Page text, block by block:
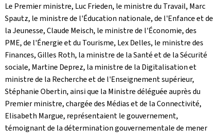
Le Premier ministre, Luc Frieden, le ministre du Travail, Marc
Spautz, le ministre de l'Éducation nationale, de l'Enfance et de
la Jeunesse, Claude Meisch, le ministre de l'Économie, des
PME, de l'Énergie et du Tourisme, Lex Delles, le ministre des
Finances, Gilles Roth, la ministre de la Santé et de la Sécurité
sociale, Martine Deprez, la ministre de la Digitalisation et
ministre de la Recherche et de l'Enseignement supérieur,
Stéphanie Obertin, ainsi que la Ministre déléguée auprès du
Premier ministre, chargée des Médias et de la Connectivité,
Elisabeth Margue, représentaient le gouvernement,
témoignant de la détermination gouvernementale de mener